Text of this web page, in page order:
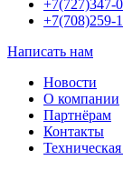
+7(727)347-
+7(708)259-
Написать нам
Новости
О компании
Партнёрам
Контакты